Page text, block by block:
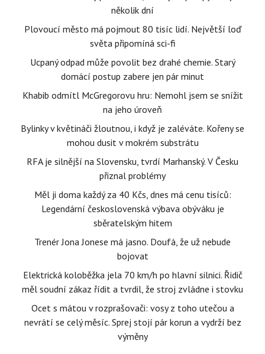
několik dní
Plovoucí město má pojmout 80 tisíc lidí. Největší loď
světa připomíná sci-fi
Ucpaný odpad může povolit bez drahé chemie. Starý
domácí postup zabere jen pár minut
Khabib odmítl McGregorovu hru: Nemohl jsem se snížit
na jeho úroveň
Bylinky v květináči žloutnou, i když je zaléváte. Kořeny se
mohou dusit v mokrém substrátu
RFA je silnější na Slovensku, tvrdí Marhanský. V Česku
přiznal problémy
Měl ji doma každý za 40 Kčs, dnes má cenu tisíců:
Legendární československá výbava obýváku je
sběratelským hitem
Trenér Jona Jonese má jasno. Doufá, že už nebude
bojovat
Elektrická koloběžka jela 70 km/h po hlavní silnici. Řidič
měl soudní zákaz řídit a tvrdil, že stroj zvládne i stovku
Ocet s mátou v rozprašovači: vosy z toho utečou a
nevrátí se celý měsíc. Sprej stojí pár korun a vydrží bez
výměny